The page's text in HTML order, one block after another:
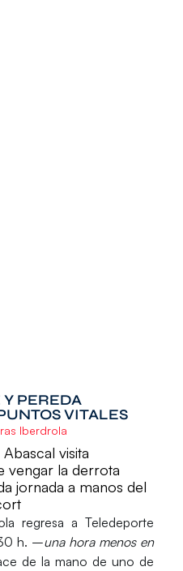
PEREDA
VITALES
Iberdrola
visita
vengar la derrota
jornada a manos del
regresa a Teledeporte
h. –una hora menos en
de la mano de uno de